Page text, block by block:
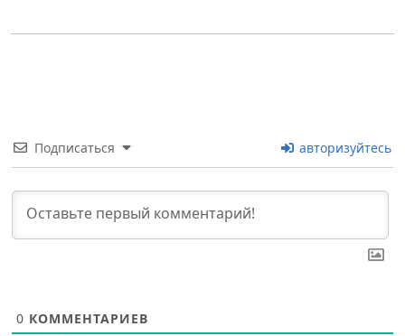
Подписаться авторизуйтесь
0 КОММЕНТАРИЕВ